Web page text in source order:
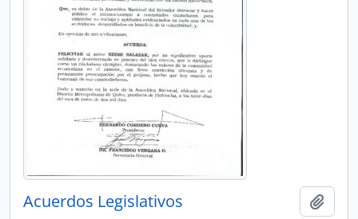
Acuerdos Legislativos